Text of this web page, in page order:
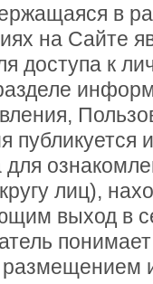
в
на Сайте
доступа к
для
лиц),
выход в